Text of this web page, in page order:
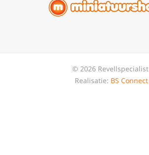
© 2026 Revellspecialist
Realisatie: BS Connect